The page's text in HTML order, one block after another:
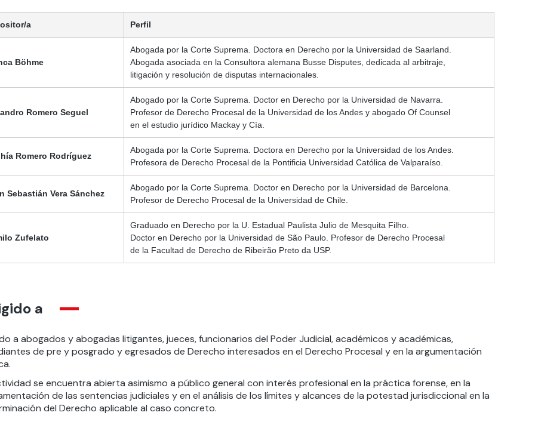
a Perfil
Böhme
Abogada por la Corte Suprema. Doctora en Derecho por la Universidad de Saarland.
Abogada asociada en la Consultora alemana Busse Disputes, dedicada al arbitraje,
litigación y resolución de disputas internacionales.
Romero Seguel
Abogado por la Corte Suprema. Doctor en Derecho por la Universidad de Navarra.
Profesor de Derecho Procesal de la Universidad de los Andes y abogado Of Counsel
en el estudio jurídico Mackay y Cía.
Romero Rodríguez
Abogada por la Corte Suprema. Doctora en Derecho por la Universidad de los Andes.
Profesora de Derecho Procesal de la Pontificia Universidad Católica de Valparaíso.
Sebastián Vera Sánchez
Abogado por la Corte Suprema. Doctor en Derecho por la Universidad de Barcelona.
Profesor de Derecho Procesal de la Universidad de Chile.
Zufelato
Graduado en Derecho por la U. Estadual Paulista Julio de Mesquita Filho.
Doctor en Derecho por la Universidad de São Paulo. Profesor de Derecho Procesal
de la Facultad de Derecho de Ribeirão Preto da USP.
a
a abogados y abogadas litigantes, jueces, funcionarios del Poder Judicial, académicos y académicas,
de pre y posgrado y egresados de Derecho interesados en el Derecho Procesal y en la argumentación
se encuentra abierta asimismo a público general con interés profesional en la práctica forense, en la
de las sentencias judiciales y en el análisis de los límites y alcances de la potestad jurisdiccional en la
del Derecho aplicable al caso concreto.